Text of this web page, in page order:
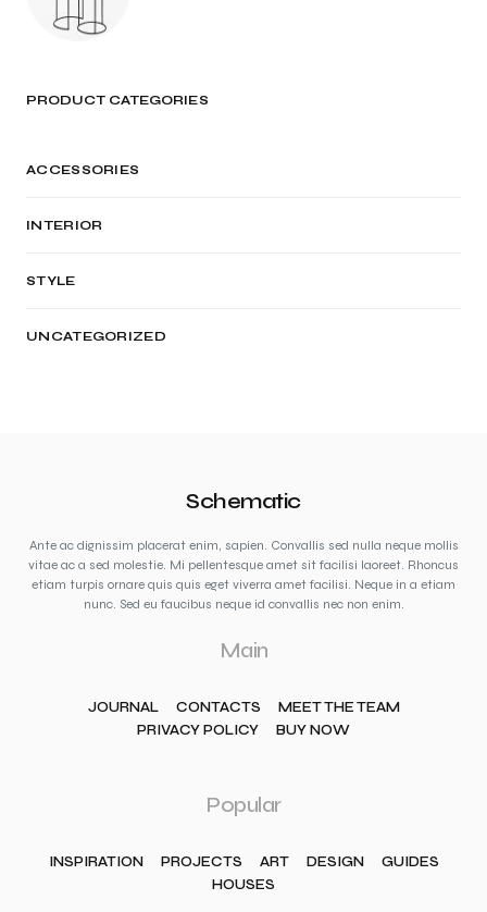
PRODUCT CATEGORIES
ACCESSORIES
INTERIOR
STYLE
UNCATEGORIZED
Schematic
Ante ac dignissim placerat enim, sapien. Convallis sed nulla neque mollis
vitae ac a sed molestie. Mi pellentesque amet sit facilisi laoreet. Rhoncus
etiam turpis ornare quis quis eget viverra amet facilisi. Neque in a etiam
nunc. Sed eu faucibus neque id convallis nec non enim.
Main
JOURNAL CONTACTS
MEET THE TEAM
PRIVACY POLICY
BUY NOW
Popular
INSPIRATION PROJECTS ART DESIGN
GUIDES
HOUSES